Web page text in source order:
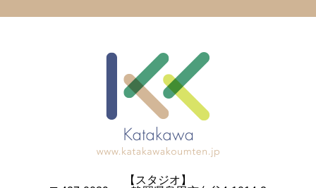
【スタジオ】